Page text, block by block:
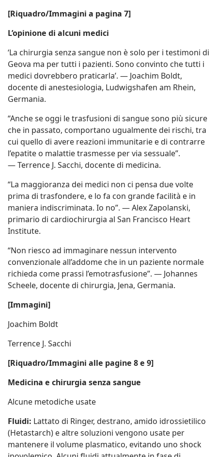
[Riquadro/Immagini a pagina 7]
L’opinione di alcuni medici
‘La chirurgia senza sangue non è solo per i testimoni di
Geova ma per tutti i pazienti. Sono convinto che tutti i
medici dovrebbero praticarla’. — Joachim Boldt,
docente di anestesiologia, Ludwigshafen am Rhein,
Germania.
“Anche se oggi le trasfusioni di sangue sono più sicure
che in passato, comportano ugualmente dei rischi, tra
cui quello di avere reazioni immunitarie e di contrarre
l’epatite o malattie trasmesse per via sessuale”.
— Terrence J. Sacchi, docente di medicina.
“La maggioranza dei medici non ci pensa due volte
prima di trasfondere, e lo fa con grande facilità e in
maniera indiscriminata. Io no”. — Alex Zapolanski,
primario di cardiochirurgia al San Francisco Heart
Institute.
“Non riesco ad immaginare nessun intervento
convenzionale all’addome che in un paziente normale
richieda come prassi l’emotrasfusione”. — Johannes
Scheele, docente di chirurgia, Jena, Germania.
[Immagini]
Joachim Boldt
Terrence J. Sacchi
[Riquadro/Immagini alle pagine 8 e 9]
Medicina e chirurgia senza sangue
Alcune metodiche usate
Fluidi: Lattato di Ringer, destrano, amido idrossietilico
(Hetastarch) e altre soluzioni vengono usate per
mantenere il volume plasmatico, evitando uno shock